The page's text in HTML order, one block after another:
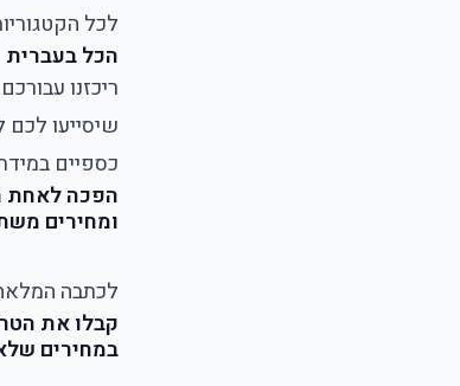
לכל
הכל בעברית
ריכזנו
שיסייעו
כספיים
הפכה לאחת
ומחירים
לכתבה
במחירים